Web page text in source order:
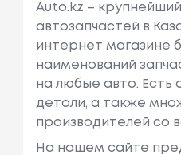
Auto.kz –
автозапчастей в
интернет магазине
наименований
на любые авто. Есть
детали, а также
производителей со
На нашем сайте